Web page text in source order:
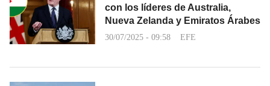
con los líderes de Australia,
Nueva Zelanda y Emiratos Árabes
30/07/2025 - 09:58 EFE